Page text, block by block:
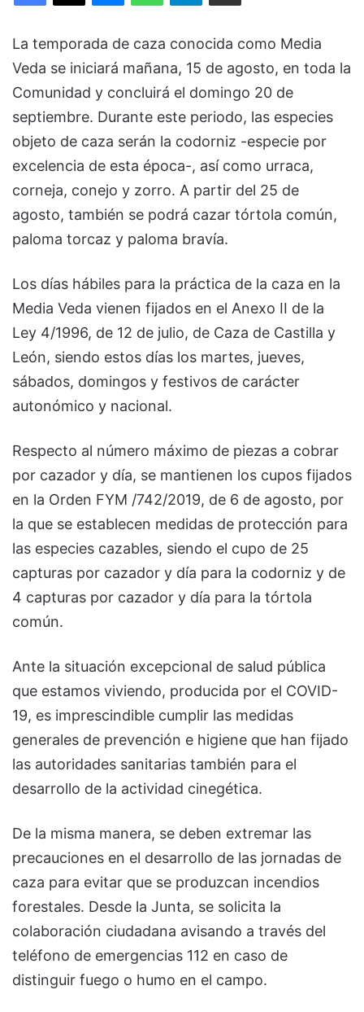
La temporada de caza conocida como Media
Veda se iniciará mañana, 15 de agosto, en toda la
Comunidad y concluirá el domingo 20 de
septiembre. Durante este periodo, las especies
objeto de caza serán la codorniz -especie por
excelencia de esta época-, así como urraca,
corneja, conejo y zorro. A partir del 25 de
agosto, también se podrá cazar tórtola común,
paloma torcaz y paloma bravía.
Los días hábiles para la práctica de la caza en la
Media Veda vienen fijados en el Anexo II de la
Ley 4/1996, de 12 de julio, de Caza de Castilla y
León, siendo estos días los martes, jueves,
sábados, domingos y festivos de carácter
autonómico y nacional.
Respecto al número máximo de piezas a cobrar
por cazador y día, se mantienen los cupos fijados
en la Orden FYM /742/2019, de 6 de agosto, por
la que se establecen medidas de protección para
las especies cazables, siendo el cupo de 25
capturas por cazador y día para la codorniz y de
4 capturas por cazador y día para la tórtola
común.
Ante la situación excepcional de salud pública
que estamos viviendo, producida por el COVID-
19, es imprescindible cumplir las medidas
generales de prevención e higiene que han fijado
las autoridades sanitarias también para el
desarrollo de la actividad cinegética.
De la misma manera, se deben extremar las
precauciones en el desarrollo de las jornadas de
caza para evitar que se produzcan incendios
forestales. Desde la Junta, se solicita la
colaboración ciudadana avisando a través del
teléfono de emergencias 112 en caso de
distinguir fuego o humo en el campo.